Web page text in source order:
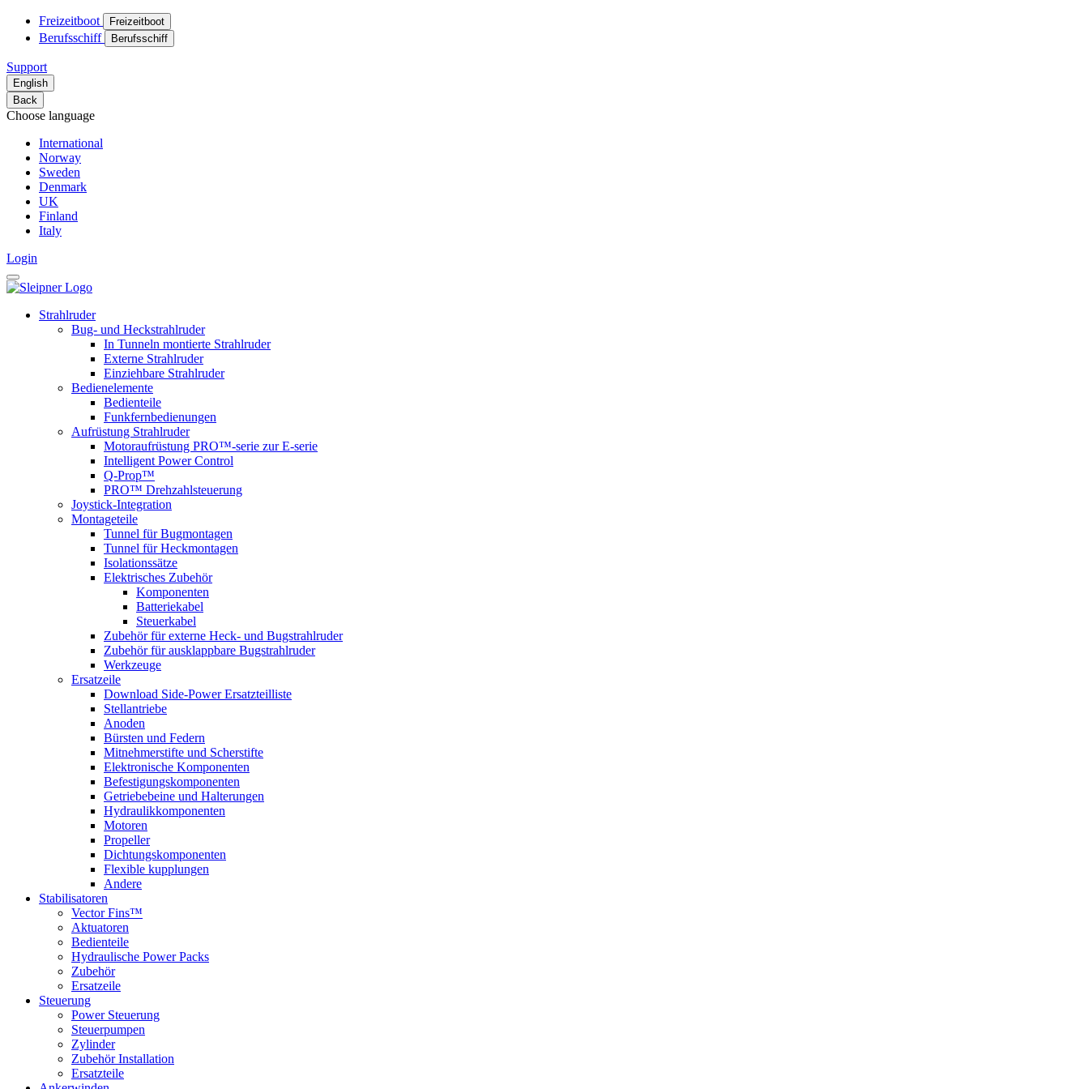
Freizeitboot Freizeitboot
Berufsschiff Berufsschiff
Support
English
Back
Choose language
International
Norway
Sweden
Denmark
UK
Finland
Italy
Login
Strahlruder
Bug- und Heckstrahlruder
In Tunneln montierte Strahlruder
Externe Strahlruder
Einziehbare Strahlruder
Bedienelemente
Bedienteile
Funkfernbedienungen
Aufrüstung Strahlruder
Motoraufrüstung PRO™-serie zur E-serie
Intelligent Power Control
Q-Prop™
PRO™ Drehzahlsteuerung
Joystick-Integration
Montageteile
Tunnel für Bugmontagen
Tunnel für Heckmontagen
Isolationssätze
Elektrisches Zubehör
Komponenten
Batteriekabel
Steuerkabel
Zubehör für externe Heck- und Bugstrahlruder
Zubehör für ausklappbare Bugstrahlruder
Werkzeuge
Ersatzeile
Download Side-Power Ersatzteilliste
Stellantriebe
Anoden
Bürsten und Federn
Mitnehmerstifte und Scherstifte
Elektronische Komponenten
Befestigungskomponenten
Getriebebeine und Halterungen
Hydraulikkomponenten
Motoren
Propeller
Dichtungskomponenten
Flexible kupplungen
Andere
Stabilisatoren
Vector Fins™
Aktuatoren
Bedienteile
Hydraulische Power Packs
Zubehör
Ersatzeile
Steuerung
Power Steuerung
Steuerpumpen
Zylinder
Zubehör Installation
Ersatzteile